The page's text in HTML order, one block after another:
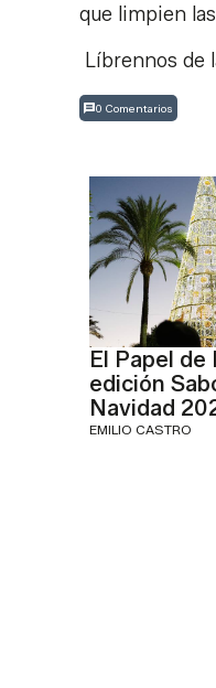
que limpien
Líbrennos de
0 Comentarios
El Papel de
edición
Navidad
EMILIO CASTRO